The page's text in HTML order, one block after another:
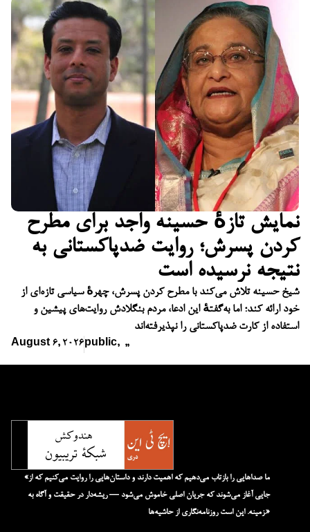
نمایش تازهٔ حسینه واجد برای مطرح
کردن پسرش؛ روایت ضدپاکستانی به
نتیجه نرسیده است
شیخ حسینه تلاش می‌کند با مطرح کردن پسرش، چهرهٔ سیاسی تازه‌ای از
خود ارائه کند؛ اما به‌گفتهٔ این ادعا، مردم بنگلادش روایت‌های پیشین و
استفاده از کارت ضدپاکستانی را نپذیرفته‌اند
August 6, 2026 public, ,,
«ما صداهایی را بازتاب می‌دهیم که اهمیت دارند و داستان‌هایی را روایت می‌کنیم که از
جایی آغاز می‌شوند که جریان اصلی خاموش می‌شود — ریشه‌دار در حقیقت و آگاه به
زمینه. این است روزنامه‌نگاری از حاشیه‌ها.»